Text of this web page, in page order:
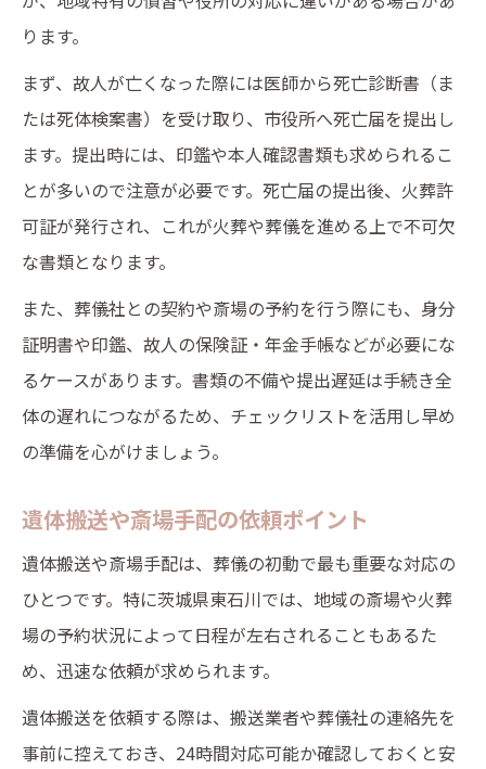
ります。
まず、故人が亡くなった際には医師から死亡診断書（ま
たは死体検案書）を受け取り、市役所へ死亡届を提出し
ます。提出時には、印鑑や本人確認書類も求められるこ
とが多いので注意が必要です。死亡届の提出後、火葬許
可証が発行され、これが火葬や葬儀を進める上で不可欠
な書類となります。
また、葬儀社との契約や斎場の予約を行う際にも、身分
証明書や印鑑、故人の保険証・年金手帳などが必要にな
るケースがあります。書類の不備や提出遅延は手続き全
体の遅れにつながるため、チェックリストを活用し早め
の準備を心がけましょう。
遺体搬送や斎場手配の依頼ポイント
遺体搬送や斎場手配は、葬儀の初動で最も重要な対応の
ひとつです。特に茨城県東石川では、地域の斎場や火葬
場の予約状況によって日程が左右されることもあるた
め、迅速な依頼が求められます。
遺体搬送を依頼する際は、搬送業者や葬儀社の連絡先を
事前に控えておき、24時間対応可能か確認しておくと安